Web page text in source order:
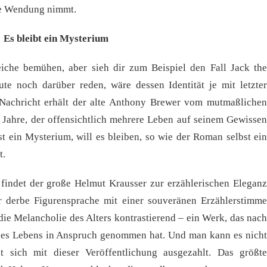
Wendung nimmt.
Es bleibt ein Mysterium
bemühen, aber sieh dir zum Beispiel den Fall Jack the
noch darüber reden, wäre dessen Identität je mit letzter
erhält der alte Anthony Brewer vom mutmaßlichen
der offensichtlich mehrere Leben auf seinem Gewissen
ein Mysterium, will es bleiben, so wie der Roman selbst ein
der große Helmut Krausser zur erzählerischen Eleganz
Figurensprache mit einer souveränen Erzählerstimme
Melancholie des Alters kontrastierend – ein Werk, das nach
Lebens in Anspruch genommen hat. Und man kann es nicht
sich mit dieser Veröffentlichung ausgezahlt. Das größte